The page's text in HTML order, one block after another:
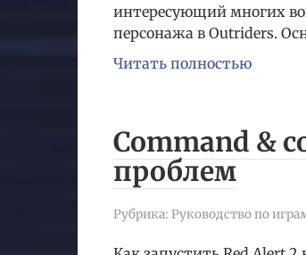
интересующий многих
персонажа в Outriders.
Читать полностью
Command &
проблем
Рубрика: Руководство по